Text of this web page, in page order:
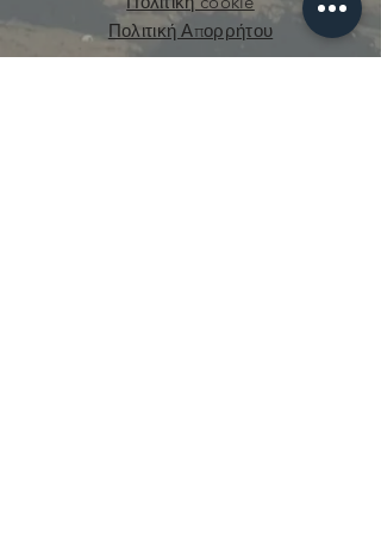
Πολιτική Απορρήτου